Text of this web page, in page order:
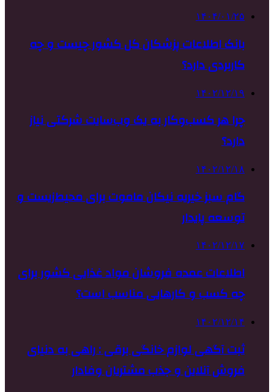
۱۴۰۴/۰۱/۲۵
بانک اطلاعات پزشکان کل کشور چیست و چه
کاربردی دارد؟
۱۴۰۲/۱۲/۱۹
چرا هر کسب‌وکار به یک وب‌سایت شرکتی نیاز
دارد؟
۱۴۰۲/۱۲/۱۸
گام سبز خیریه نیکان ماموت برای محیط‌زیست و
توسعه پایدار
۱۴۰۲/۱۲/۱۷
اطلاعات عمده فروشان مواد غذایی کشور برای
چه کسب و کارهایی مناسب است؟
۱۴۰۲/۱۲/۱۴
ثبت آگهی لوازم خانگی برقی : راهی به دنیای
فروش آنلاین و جذب مشتریان وفادار